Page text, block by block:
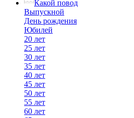
Какой повод
Выпускной
День рождения
Юбилей
20 лет
25 лет
30 лет
35 лет
40 лет
45 лет
50 лет
55 лет
60 лет